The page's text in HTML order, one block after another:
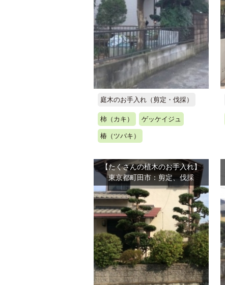
庭木のお手入れ（剪定・伐採）
柿（カキ） ゲッケイジュ
椿（ツバキ）
【たくさんの植木のお手入れ】
東京都町田市：剪定、伐採